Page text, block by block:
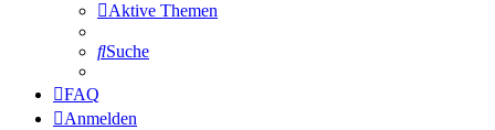
Aktive Themen
Suche
FAQ
Anmelden